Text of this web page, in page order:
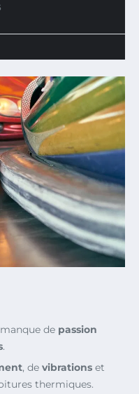
de passion
.
, de vibrations et
thermiques.